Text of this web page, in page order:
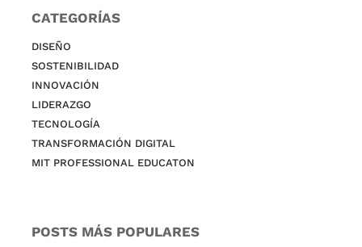
CATEGORÍAS
DISEÑO
SOSTENIBILIDAD
INNOVACIÓN
LIDERAZGO
TECNOLOGÍA
TRANSFORMACIÓN DIGITAL
MIT PROFESSIONAL EDUCATON
POSTS MÁS POPULARES